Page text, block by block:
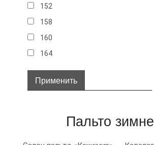
152
158
160
164
32
34
Пальто